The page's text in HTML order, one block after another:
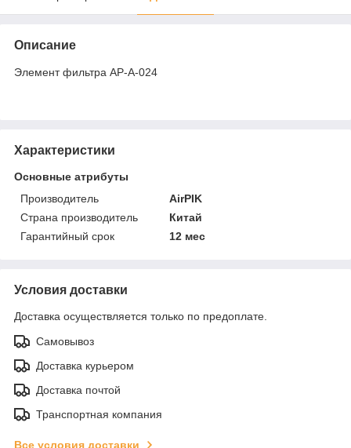
Описание
Элемент фильтра AP-A-024
Характеристики
Основные атрибуты
Производитель
AirPIK
Страна производитель
Китай
Гарантийный срок
12 мес
Условия доставки
Доставка осуществляется только по предоплате.
Самовывоз
Доставка курьером
Доставка почтой
Транспортная компания
Все условия доставки